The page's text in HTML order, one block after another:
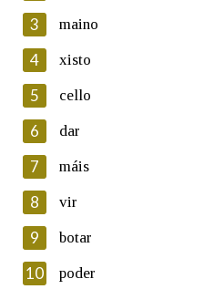
En cumprimento da normativa
Protección de Datos de
Galega informa a aqueles
electrónico, así como calquera
persoal, que estes datos serán
automatizado de carácter
ficheiros informáticos. Así
seu dereito de acceso,
seus datos poñéndose en
Lin e acepto as
Introduce o código que
3 maino
4 xisto
5 cello
6 dar
7 máis
8 vir
9 botar
10 poder